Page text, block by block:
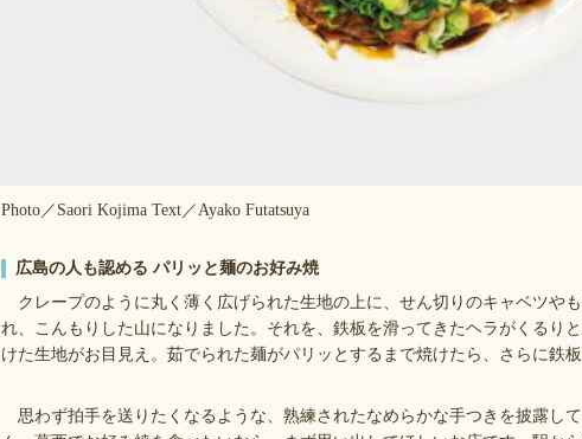
Photo／Saori Kojima Text／Ayako Futatsuya
広島の人も認める パリッと麺のお好み焼
クレープのように丸く薄く広げられた生地の上に、せん切りのキャベツや
れ、こんもりした山になりました。それを、鉄板を滑ってきたヘラがくるり
けた生地がお目見え。茹でられた麺がパリッとするまで焼けたら、さらに鉄
思わず拍手を送りたくなるような、熟練されたなめらかな手つきを披露し